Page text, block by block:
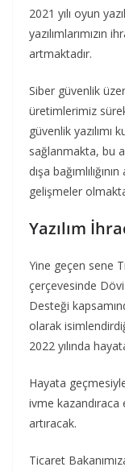
2021 yılı oyun
yazılımlarımızın
artmaktadır.
Siber güvenlik
üretimlerimiz
güvenlik yazılımı
sağlanmakta, bu
dışa
gelişmeler
Yazılım
Yine geçen sene
çerçevesinde
Desteği
olarak
2022 yılında
Hayata
ivme
artıracak.
Ticaret